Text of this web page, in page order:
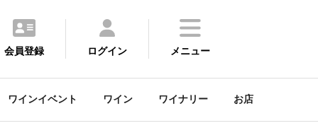
会員登録 ログイン メニュー
ワインイベント ワイン ワイナリー お店